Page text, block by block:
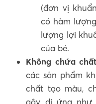
(đơn vị
có hàm
lượng lợi
của bé.
Không chứa
các sản phẩm
chất tạo màu,
gây dị ứng như